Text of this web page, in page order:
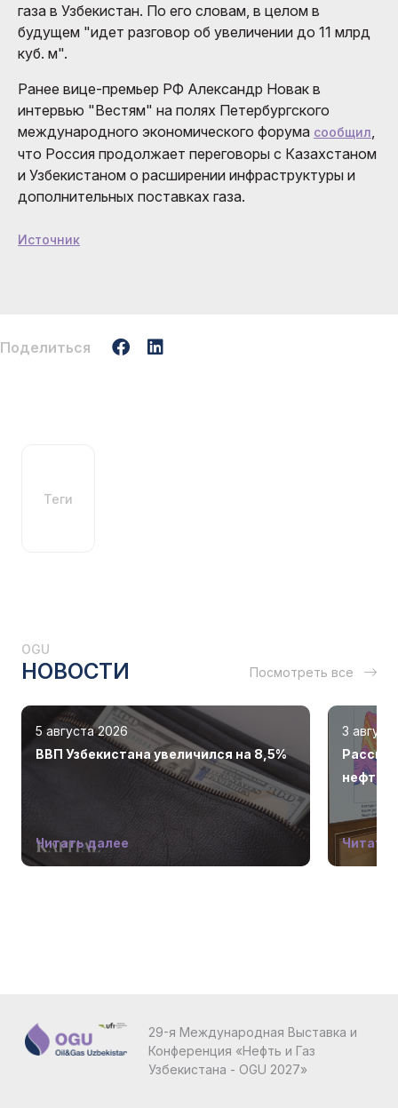
газа в Узбекистан. По его словам, в целом в
будущем "идет разговор об увеличении до 11 млрд
куб. м".
Ранее вице-премьер РФ Александр Новак в
интервью "Вестям" на полях Петербургского
международного экономического форума сообщил
что Россия продолжает переговоры с Казахстаном
и Узбекистаном о расширении инфраструктуры и
дополнительных поставках газа.
Источник
Поделиться
Теги
OGU
НОВОСТИ Посмотреть все
5 августа 2026
ВВП Узбекистана увеличился на 8,5%
Читать далее
3
Читать
29-я Международная Выставка и
Конференция «Нефть и Газ
Узбекистана - OGU 2027»